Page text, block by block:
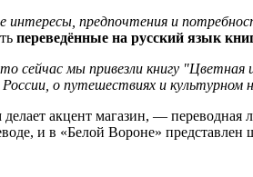
предпочтения и
переведённые на русский язык
сейчас мы привезли книгу
о путешествиях и культурном
акцент магазин, — переводная
и в «Белой Вороне»